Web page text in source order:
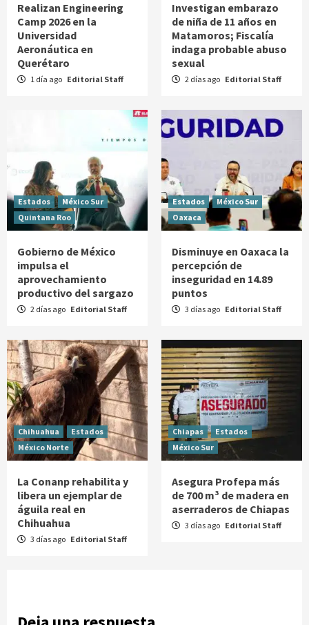
Realizan Engineering
Camp 2026 en la
Universidad
Aeronáutica en
Querétaro
1 día ago Editorial Staff
Investigan embarazo
de niña de 11 años en
Matamoros; Fiscalía
indaga probable abuso
sexual
2 días ago Editorial Staff
Estados
México Sur
Quintana Roo
Gobierno de México
impulsa el
aprovechamiento
productivo del sargazo
2 días ago Editorial Staff
Estados
México Sur
Oaxaca
Disminuye en Oaxaca la
percepción de
inseguridad en 14.89
puntos
3 días ago Editorial Staff
Chihuahua
Estados
México Norte
La Conanp rehabilita y
libera un ejemplar de
águila real en
Chihuahua
3 días ago Editorial Staff
Chiapas
Estados
México Sur
Asegura Profepa más
de 700 m³ de madera en
aserraderos de Chiapas
3 días ago Editorial Staff